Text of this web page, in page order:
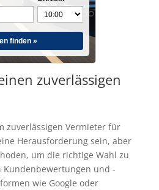
finden »
zuverlässigen
zuverlässigen Vermieter für
Herausforderung sein, aber
um die richtige Wahl zu
und -
wie Google oder